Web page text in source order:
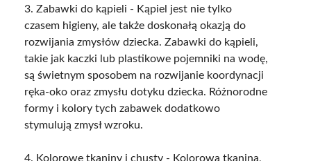
3. Zabawki do kąpieli - Kąpiel jest nie tylko
czasem higieny, ale także doskonałą okazją do
rozwijania zmysłów dziecka. Zabawki do kąpieli,
takie jak kaczki lub plastikowe pojemniki na wodę,
są świetnym sposobem na rozwijanie koordynacji
ręka-oko oraz zmysłu dotyku dziecka. Różnorodne
formy i kolory tych zabawek dodatkowo
stymulują zmysł wzroku.
4. Kolorowe tkaniny i chusty - Kolorowa tkanina,